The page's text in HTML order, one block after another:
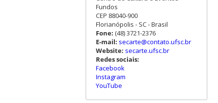
Fundos
CEP 88040-900
Florianópolis - SC - Brasil
Fone: (48) 3721-2376
E-mail: secarte@contato.ufsc.br
Website: secarte.ufsc.br
Redes sociais:
Facebook
Instagram
YouTube